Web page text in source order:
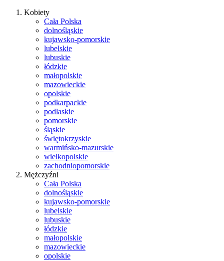
Kobiety
Cała Polska
dolnośląskie
kujawsko-pomorskie
lubelskie
lubuskie
łódzkie
małopolskie
mazowieckie
opolskie
podkarpackie
podlaskie
pomorskie
śląskie
świętokrzyskie
warmińsko-mazurskie
wielkopolskie
zachodniopomorskie
Mężczyźni
Cała Polska
dolnośląskie
kujawsko-pomorskie
lubelskie
lubuskie
łódzkie
małopolskie
mazowieckie
opolskie